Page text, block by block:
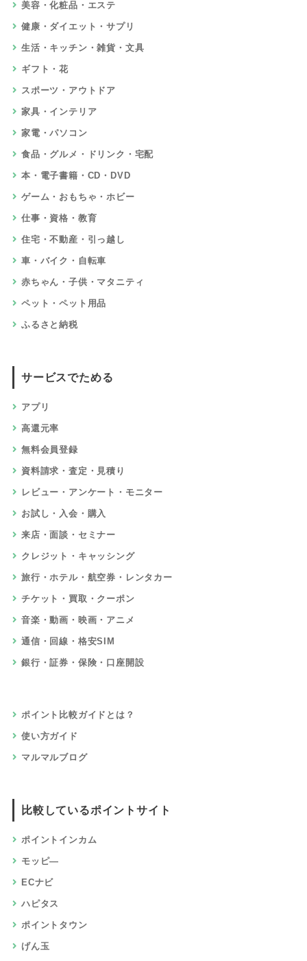
美容・化粧品・エステ
健康・ダイエット・サプリ
生活・キッチン・雑貨・文具
ギフト・花
スポーツ・アウトドア
家具・インテリア
家電・パソコン
食品・グルメ・ドリンク・宅配
本・電子書籍・CD・DVD
ゲーム・おもちゃ・ホビー
仕事・資格・教育
住宅・不動産・引っ越し
車・バイク・自転車
赤ちゃん・子供・マタニティ
ペット・ペット用品
ふるさと納税
サービスでためる
アプリ
高還元率
無料会員登録
資料請求・査定・見積り
レビュー・アンケート・モニター
お試し・入会・購入
来店・面談・セミナー
クレジット・キャッシング
旅行・ホテル・航空券・レンタカー
チケット・買取・クーポン
音楽・動画・映画・アニメ
通信・回線・格安SIM
銀行・証券・保険・口座開設
ポイント比較ガイドとは？
使い方ガイド
マルマルブログ
比較しているポイントサイト
ポイントインカム
モッピ―
ECナビ
ハピタス
ポイントタウン
げん玉